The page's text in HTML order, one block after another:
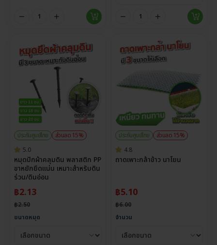
ประกันศูนย์ไทย
ส่วนลด 15%
5.0
หมุดปักผ้าคลุมดิน พลาสติก PP
ขาหยักยึดแน่น เหมาะสำหรับดิน
ร่วน/ดินอ่อน
฿2.13
฿2.50
ขนาดหมุด
ประกันศูนย์ไทย
ส่วนลด 15%
4.8
ถาดเพาะกล้าข้าว นาโยน
฿5.10
฿6.00
จำนวน